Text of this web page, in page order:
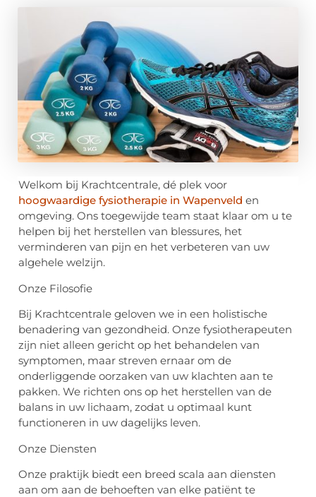
Welkom bij Krachtcentrale, dé plek voor
hoogwaardige fysiotherapie in Wapenveld en
omgeving. Ons toegewijde team staat klaar om u te
helpen bij het herstellen van blessures, het
verminderen van pijn en het verbeteren van uw
algehele welzijn.
Onze Filosofie
Bij Krachtcentrale geloven we in een holistische
benadering van gezondheid. Onze fysiotherapeuten
zijn niet alleen gericht op het behandelen van
symptomen, maar streven ernaar om de
onderliggende oorzaken van uw klachten aan te
pakken. We richten ons op het herstellen van de
balans in uw lichaam, zodat u optimaal kunt
functioneren in uw dagelijks leven.
Onze Diensten
Onze praktijk biedt een breed scala aan diensten
aan om aan de behoeften van elke patiënt te